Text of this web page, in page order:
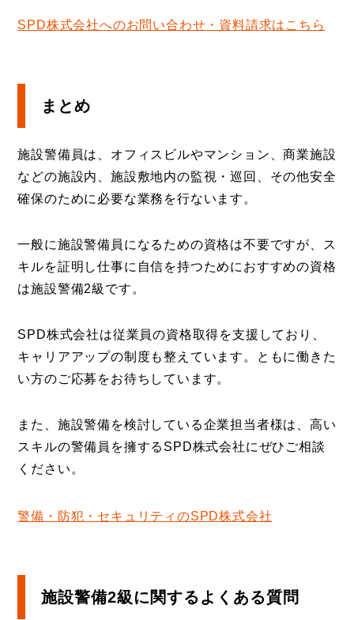
SPD株式会社へのお問い合わせ・資料請求はこちら
まとめ
施設警備員は、オフィスビルやマンション、商業施設
などの施設内、施設敷地内の監視・巡回、その他安全
確保のために必要な業務を行ないます。
一般に施設警備員になるための資格は不要ですが、ス
キルを証明し仕事に自信を持つためにおすすめの資格
は施設警備2級です。
SPD株式会社は従業員の資格取得を支援しており、
キャリアアップの制度も整えています。ともに働きた
い方のご応募をお待ちしています。
また、施設警備を検討している企業担当者様は、高い
スキルの警備員を擁するSPD株式会社にぜひご相談
ください。
警備・防犯・セキュリティのSPD株式会社
施設警備2級に関するよくある質問